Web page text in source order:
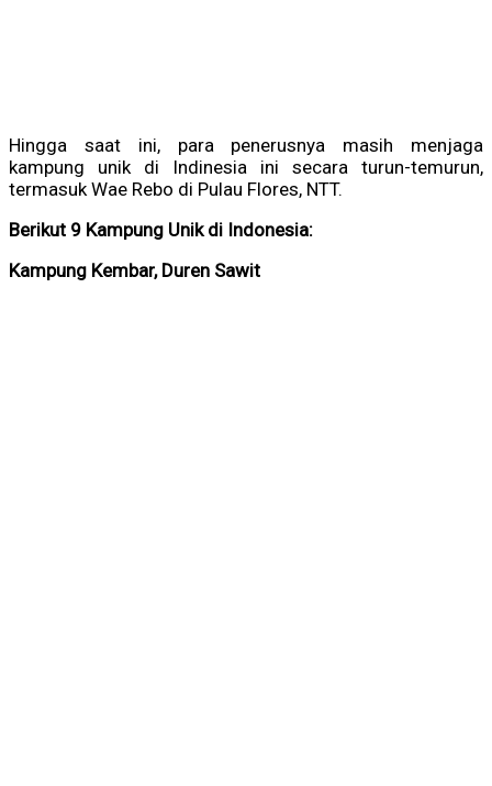
Hingga saat ini, para penerusnya masih menjaga
kampung unik di Indinesia ini secara turun-temurun,
termasuk Wae Rebo di Pulau Flores, NTT.
Berikut 9 Kampung Unik di Indonesia:
Kampung Kembar, Duren Sawit